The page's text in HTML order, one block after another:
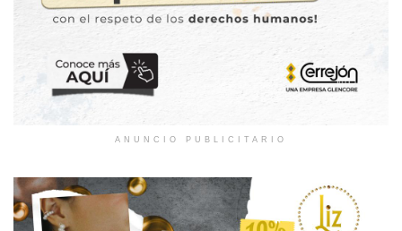
ANUNCIO PUBLICITARIO